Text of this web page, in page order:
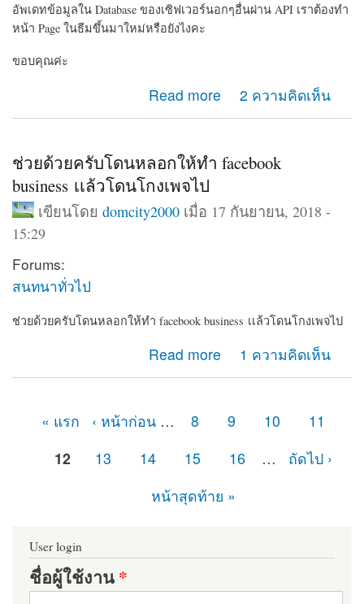
อัพเดทข้อมูลใน Database ของเซิฟเวอร์นอกๆอื่นผ่าน API เราต้องทำ
หน้า Page ในธีมขึ้นมาใหม่หรือยังไงคะ
ขอบคุณค่ะ
Read more
about ถามเรื่อง Drupal 8 การอัพเดทและ API2 ความคิดเห็น
ช่วยด้วยครับโดนหลอกให้ทำ facebook
business เเล้วโดนโกงเพจไป
เขียนโดย domcity2000เมื่อ 17 กันยายน, 2018 -
15:29
Forums:
สนทนาทั่วไป
ช่วยด้วยครับโดนหลอกให้ทำ facebook business เเล้วโดนโกงเพจไป
Read more
about ช่วยด้วยครับโดนหลอกให้ทำ facebook
business เเล้วโดนโกงเพจไป
1 ความคิดเห็น
« แรก ‹ หน้าก่อน … 8 9 10
11
12
13 14 15 16 …
ถัดไป ›
หน้าสุดท้าย »
User login
ชื่อผู้ใช้งาน*